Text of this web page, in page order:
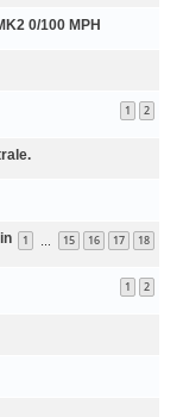
0/100 MPH
1 2
1 15 16 17 18
1 2